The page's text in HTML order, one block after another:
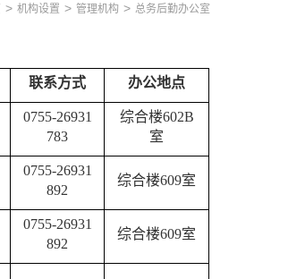
> 机构设置 > 管理机构 > 总务后勤办公室
联系方式 办公地点
0755-26931
783
综合楼602B
室
0755-26931
892
综合楼609室
0755-26931
892
综合楼609室